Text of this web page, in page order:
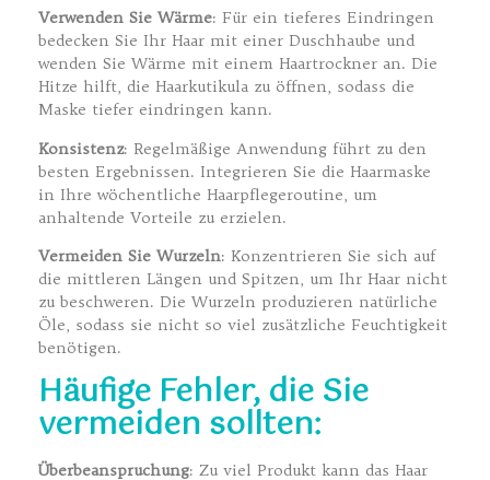
Verwenden Sie Wärme: Für ein tieferes Eindringen
bedecken Sie Ihr Haar mit einer Duschhaube und
wenden Sie Wärme mit einem Haartrockner an. Die
Hitze hilft, die Haarkutikula zu öffnen, sodass die
Maske tiefer eindringen kann.
Konsistenz: Regelmäßige Anwendung führt zu den
besten Ergebnissen. Integrieren Sie die Haarmaske
in Ihre wöchentliche Haarpflegeroutine, um
anhaltende Vorteile zu erzielen.
Vermeiden Sie Wurzeln: Konzentrieren Sie sich auf
die mittleren Längen und Spitzen, um Ihr Haar nicht
zu beschweren. Die Wurzeln produzieren natürliche
Öle, sodass sie nicht so viel zusätzliche Feuchtigkeit
benötigen.
Häufige Fehler, die Sie
vermeiden sollten:
Überbeanspruchung: Zu viel Produkt kann das Haar